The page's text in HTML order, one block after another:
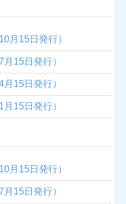
月15日発行）
15日発行）
15日発行）
15日発行）
月15日発行）
15日発行）